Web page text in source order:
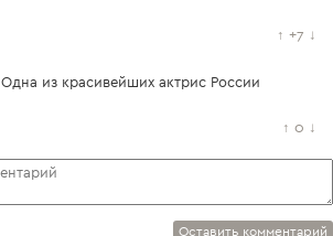
↑ +7 ↓
Одна из красивейших актрис России
↑ 0 ↓
Оставить комментарий